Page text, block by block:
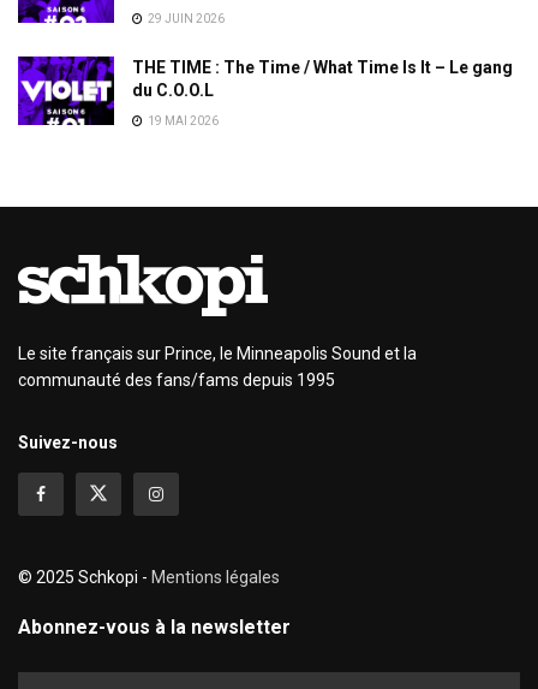
29 JUIN 2026
THE TIME : The Time / What Time Is It – Le gang
du C.O.O.L
19 MAI 2026
Le site français sur Prince, le Minneapolis Sound et la
communauté des fans/fams depuis 1995
Suivez-nous
© 2025 Schkopi - Mentions légales
Abonnez-vous à la newsletter